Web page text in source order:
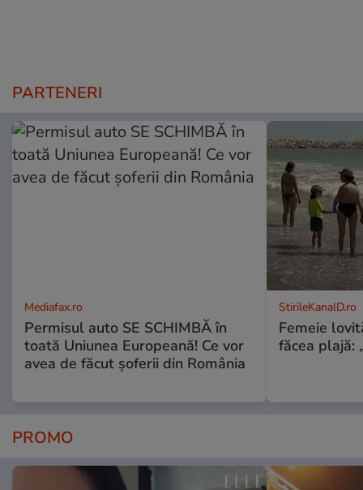
PARTENERI
Mediafax.ro
Permisul auto SE SCHIMBĂ în
toată Uniunea Europeană! Ce vor
avea de făcut șoferii din România
StirileKanalD.ro
Femeie
făcea plajă:
PROMO